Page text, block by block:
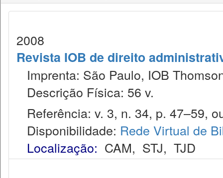
2008
Revista IOB de direito
Imprenta: São Paulo, IOB
Descrição Física: 56 v.
Referência: v. 3, n. 34, p. 47–59,
Disponibilidade: Rede Virtual de
Localização: CAM, STJ, TJD